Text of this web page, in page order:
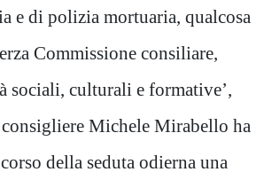
e di polizia mortuaria, qualcosa
Commissione consiliare,
sociali, culturali e formative’,
Michele Mirabello ha
della seduta odierna una